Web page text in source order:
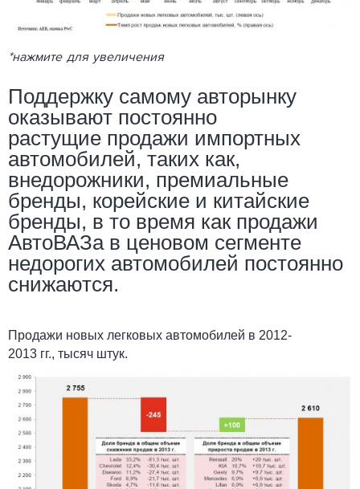
*нажмите для увеличения
Поддержку самому авторынку
оказывают постоянно
растущие продажи импортных
автомобилей, таких как,
внедорожники, премиальные
бренды, корейские и китайские
бренды, в то время как продажи
АвтоВАЗа в ценовом сегменте
недорогих автомобилей постоянно
снижаются.
Продажи новых легковых автомобилей в 2012-
2013 гг., тысяч штук.